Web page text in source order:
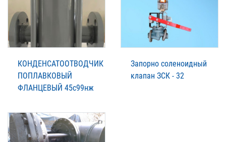
КОНДЕНСАТООТВОДЧИК
ПОПЛАВКОВЫЙ
ФЛАНЦЕВЫЙ 45с99нж
Запорно соленоидный
клапан ЗСК - 32